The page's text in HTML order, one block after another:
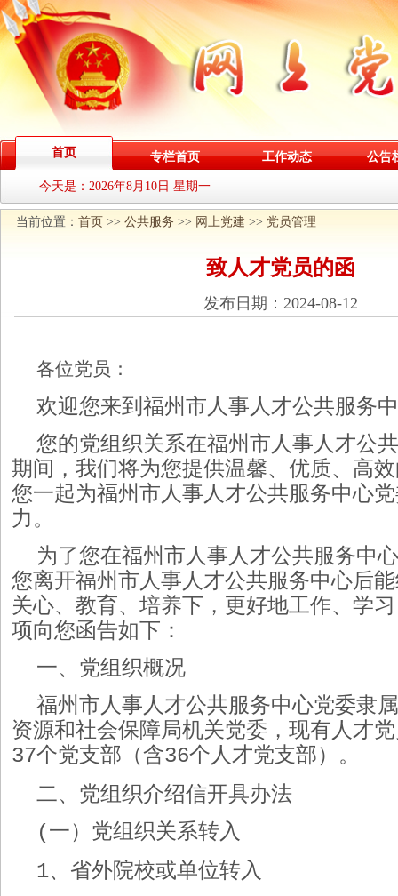
首页 专栏首页 工作动态 公告
今天是： 2026年8月10日 星期一
当前位置： 首页 >> 公共服务 >> 网上党建 >> 党员管理
致人才党员的函
发布日期：2024-08-12
各位党员：
欢迎您来到福州市人事人才公共服务
您的党组织关系在福州市人事人才公
期间，我们将为您提供温馨、优质、高
您一起为福州市人事人才公共服务中心
力。
为了您在福州市人事人才公共服务中
您离开福州市人事人才公共服务中心后
关心、教育、培养下，更好地工作、学
项向您函告如下：
一、党组织概况
福州市人事人才公共服务中心党委隶
资源和社会保障局机关党委，现有 人才
37个党支部（含36个人才党支部）。
二、党组织介绍信开具办法
(一）党组织关系转入
1、省外院校或单位转入